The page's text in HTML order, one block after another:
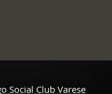
Social Club Varese